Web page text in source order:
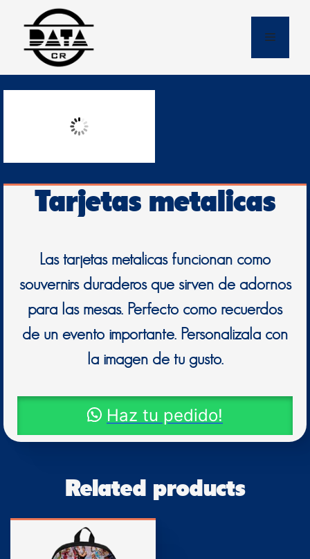
content
Menu
Tarjetas metalicas
Las tarjetas metalicas funcionan como
souvernirs duraderos que sirven de adornos
para las mesas. Perfecto como recuerdos
de un evento importante. Personalizala con
la imagen de tu gusto.
Haz tu pedido!
Related products